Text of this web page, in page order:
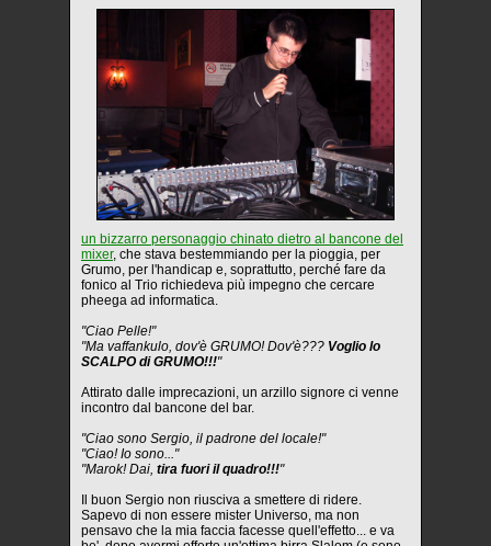
un bizzarro personaggio chinato dietro al bancone del
mixer, che stava bestemmiando per la pioggia, per
Grumo, per l'handicap e, soprattutto, perché fare da
fonico al Trio richiedeva più impegno che cercare
pheega ad informatica.
"Ciao Pelle!"
"Ma vaffankulo, dov'è GRUMO! Dov'è??? Voglio lo
SCALPO di GRUMO!!!"
Attirato dalle imprecazioni, un arzillo signore ci venne
incontro dal bancone del bar.
"Ciao sono Sergio, il padrone del locale!"
"Ciao! Io sono..."
"Marok! Dai, tira fuori il quadro!!!"
Il buon Sergio non riusciva a smettere di ridere.
Sapevo di non essere mister Universo, ma non
pensavo che la mia faccia facesse quell'effetto... e va